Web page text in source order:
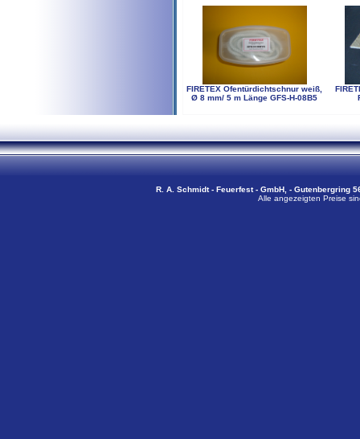
FIRETEX Ofentürdichtschnur weiß,
Ø 8 mm/ 5 m Länge GFS-H-08B5
R. A. Schmidt - Feuerfest - GmbH, - Gutenbergring
Alle angezeigten Preise